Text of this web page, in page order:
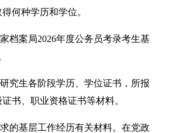
何种学历和学位。
档案局2026年度公务员考录考生基
究生各阶段学历、学位证书，所报
书、职业资格证书等材料。
的基层工作经历有关材料。在党政